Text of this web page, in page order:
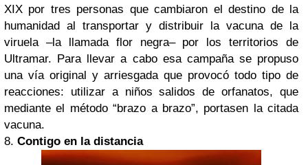
XIX por tres personas que cambiaron el destino de la
humanidad al transportar y distribuir la vacuna de la
viruela –la llamada flor negra– por los territorios de
Ultramar. Para llevar a cabo esa campaña se propuso
una vía original y arriesgada que provocó todo tipo de
reacciones: utilizar a niños salidos de orfanatos, que
mediante el método “brazo a brazo”, portasen la citada
vacuna.
8. Contigo en la distancia